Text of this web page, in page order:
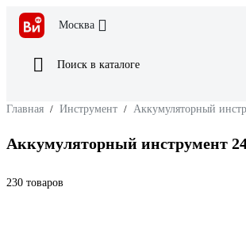
Москва
Поиск в каталоге
Главная / Инструмент / Аккумуляторный
Аккумуляторный инструмент
230 товаров